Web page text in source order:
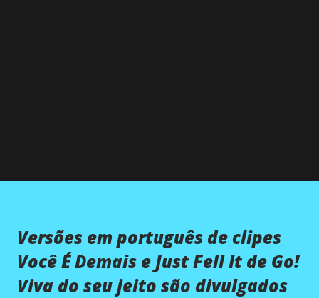
Versões em português de clipes
Você É Demais e Just Fell It de Go!
Viva do seu jeito são divulgados